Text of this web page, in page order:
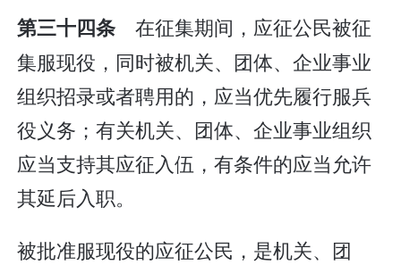
第三十四条 在征集期间，应征公民被征
集服现役，同时被机关、团体、企业事业
组织招录或者聘用的，应当优先履行服兵
役义务；有关机关、团体、企业事业组织
应当支持其应征入伍，有条件的应当允许
其延后入职。
被批准服现役的应征公民，是机关、团